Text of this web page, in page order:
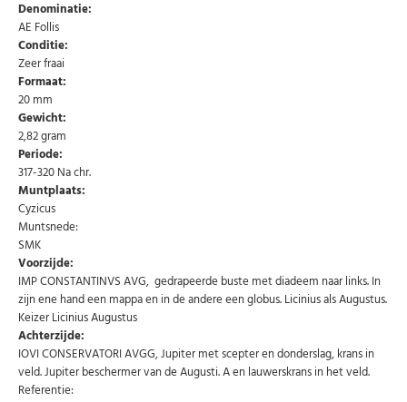
Abonneer u op onze nieuwsbrief
Denominatie:
AE Follis
Conditie:
Zeer fraai
Formaat:
20 mm
Gewicht:
2,82 gram
Periode:
317-320 Na chr.
Muntplaats:
Cyzicus
Muntsnede:
SMK
Voorzijde:
IMP CONSTANTINVS AVG, gedrapeerde buste met diadeem naar links. In
zijn ene hand een mappa en in de andere een globus. Licinius als Augustus.
Keizer Licinius Augustus
Achterzijde:
IOVI CONSERVATORI AVGG, Jupiter met scepter en donderslag, krans in
veld. Jupiter beschermer van de Augusti. A en lauwerskrans in het veld.
Referentie: